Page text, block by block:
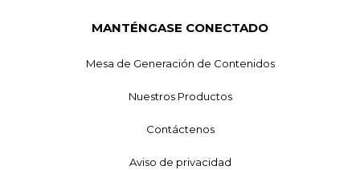
MANTÉNGASE CONECTADO
Mesa de Generación de Contenidos
Nuestros Productos
Contáctenos
Aviso de privacidad